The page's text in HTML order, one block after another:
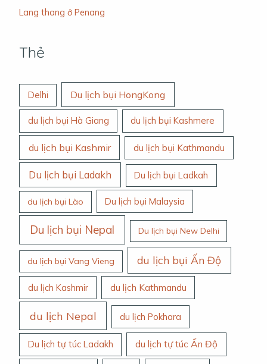
Lang thang ở Penang
Thẻ
Delhi Du lịch bụi HongKong
du lịch bụi Hà Giang du lịch bụi Kashmere
du lịch bụi Kashmir du lịch bụi Kathmandu
Du lịch bụi Ladakh Du lịch bụi Ladkah
du lịch bụi Lào Du lịch bụi Malaysia
Du lịch bụi Nepal Du lịch bụi New Delhi
du lịch bụi Vang Vieng du lịch bụi Ấn Độ
du lịch Kashmir du lịch Kathmandu
du lịch Nepal du lịch Pokhara
Du lịch tự túc Ladakh du lịch tự túc Ấn Độ